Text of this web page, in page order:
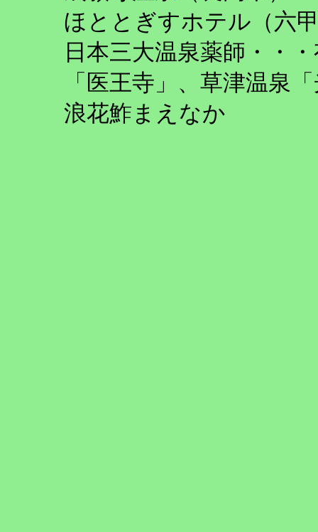
ほととぎすホテル（六
日本三大温泉薬師・・
「医王寺」、草津温泉
浪花鮓まえなか